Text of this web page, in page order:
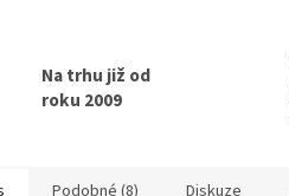
Na trhu již od
roku 2009